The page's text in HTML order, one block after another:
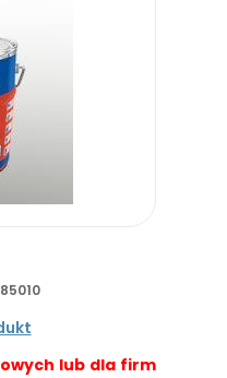
lub dla firm